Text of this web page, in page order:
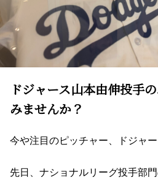
ドジャース山本由伸投手
みませんか？
今や注目のピッチャー、ドジャー
先日、ナショナルリーグ投手部